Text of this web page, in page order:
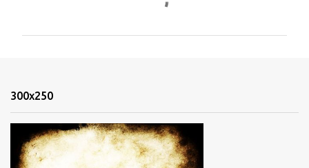
n
i
300x250